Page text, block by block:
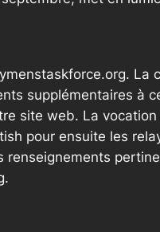
La
supplémentaires à
site web. La vocation
pour ensuite les
renseignements